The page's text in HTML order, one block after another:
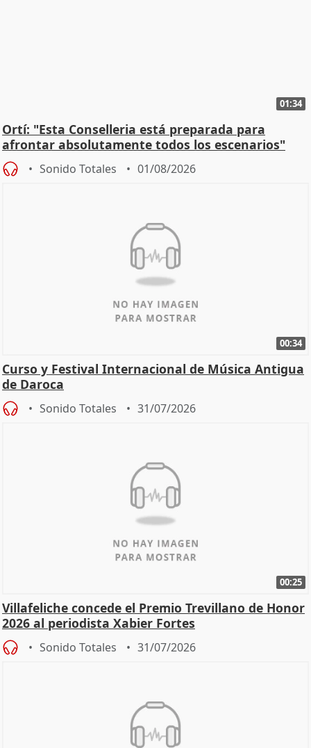
01:34
Ortí: "Esta Conselleria está preparada para
afrontar absolutamente todos los escenarios"
Sonido Totales 01/08/2026
00:34
Curso y Festival Internacional de Música Antigua
de Daroca
Sonido Totales 31/07/2026
00:25
Villafeliche concede el Premio Trevillano de Honor
2026 al periodista Xabier Fortes
Sonido Totales 31/07/2026